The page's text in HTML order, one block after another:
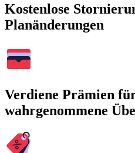
Kostenlose
Planänderungen
Verdiene Prämien
wahrgenommene